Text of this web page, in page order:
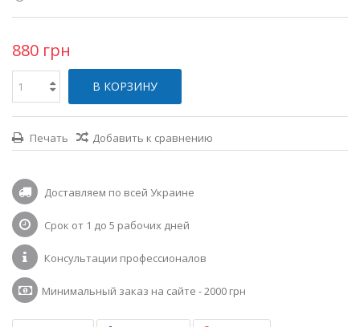
880 грн
В КОРЗИНУ
Печать Добавить к сравнению
Доставляем по всей Украине
Срок от 1 до 5 рабочих дней
Консультации профессионалов
Минимальный заказ на сайте - 2000 грн